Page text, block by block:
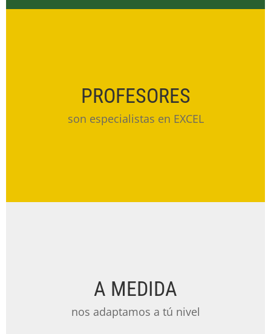
PROFESORES
son especialistas en EXCEL
A MEDIDA
nos adaptamos a tú nivel